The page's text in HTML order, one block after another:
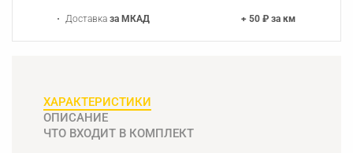
Доставказа МКАД + 50 ₽ за км
ХАРАКТЕРИСТИКИ
ОПИСАНИЕ
ЧТО ВХОДИТ В КОМПЛЕКТ